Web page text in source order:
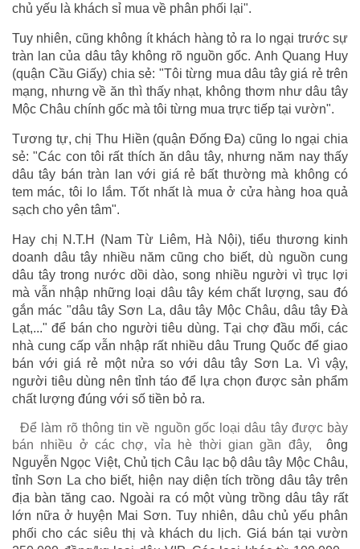
chủ yếu là khách sỉ mua về phân phối lại".
Tuy nhiên, cũng không ít khách hàng tỏ ra lo ngại trước sự
tràn lan của dâu tây không rõ nguồn gốc. Anh Quang Huy
(quận Cầu Giấy) chia sẻ: "Tôi từng mua dâu tây giá rẻ trên
mạng, nhưng về ăn thì thấy nhạt, không thơm như dâu tây
Mộc Châu chính gốc mà tôi từng mua trực tiếp tại vườn".
Tương tự, chị Thu Hiền (quận Đống Đa) cũng lo ngại chia
sẻ: "Các con tôi rất thích ăn dâu tây, nhưng năm nay thấy
dâu tây bán tràn lan với giá rẻ bất thường mà không có
tem mác, tôi lo lắm. Tốt nhất là mua ở cửa hàng hoa quả
sạch cho yên tâm".
Hay chị N.T.H (Nam Từ Liêm, Hà Nội), tiểu thương kinh
doanh dâu tây nhiều năm cũng cho biết, dù nguồn cung
dâu tây trong nước dồi dào, song nhiều người vì trục lợi
mà vẫn nhập những loại dâu tây kém chất lượng, sau đó
gắn mác "dâu tây Sơn La, dâu tây Mộc Châu, dâu tây Đà
Lạt,..." để bán cho người tiêu dùng. Tại chợ đầu mối, các
nhà cung cấp vẫn nhập rất nhiều dâu Trung Quốc để giao
bán với giá rẻ một nửa so với dâu tây Sơn La. Vì vậy,
người tiêu dùng nên tỉnh táo để lựa chọn được sản phẩm
chất lượng đúng với số tiền bỏ ra.
Để làm rõ thông tin về nguồn gốc loại dâu tây được bày
bán nhiều ở các chợ, vỉa hè thời gian gần đây,
ông
Nguyễn Ngọc Việt, Chủ tịch Câu lạc bộ dâu tây Mộc Châu,
tỉnh Sơn La cho biết, hiện nay diện tích trồng dâu tây trên
địa bàn tăng cao. Ngoài ra có một vùng trồng dâu tây rất
lớn nữa ở huyện Mai Sơn. Tuy nhiên, dâu chủ yếu phân
phối cho các siêu thị và khách du lịch. Giá bán tại vườn